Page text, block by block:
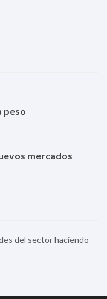
peso
mercados
del sector haciendo